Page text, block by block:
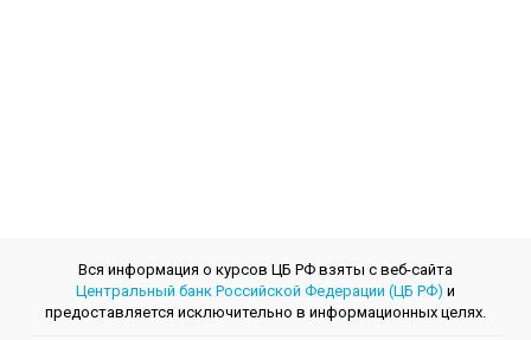
Вся информация о курсов ЦБ РФ взяты с веб-сайта
Центральный банк Российской Федерации (ЦБ РФ) и
предоставляется исключительно в информационных целях.